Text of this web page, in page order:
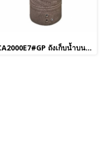
CA2000E7#GP ถังเก็บน้ำบนดิน 2,000 L รุ่น Breeze สีม่วงประกาย